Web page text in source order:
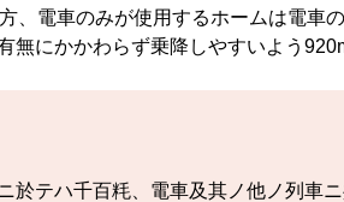
、電車のみが使用するホームは電車
にかかわらず乗降しやすいよう
テハ千百粍、電車及其ノ他ノ列車